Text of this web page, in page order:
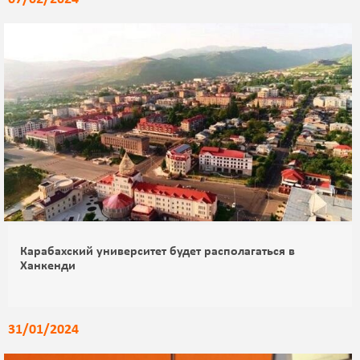
Карабахский университет будет располагаться в
Ханкенди
31/01/2024